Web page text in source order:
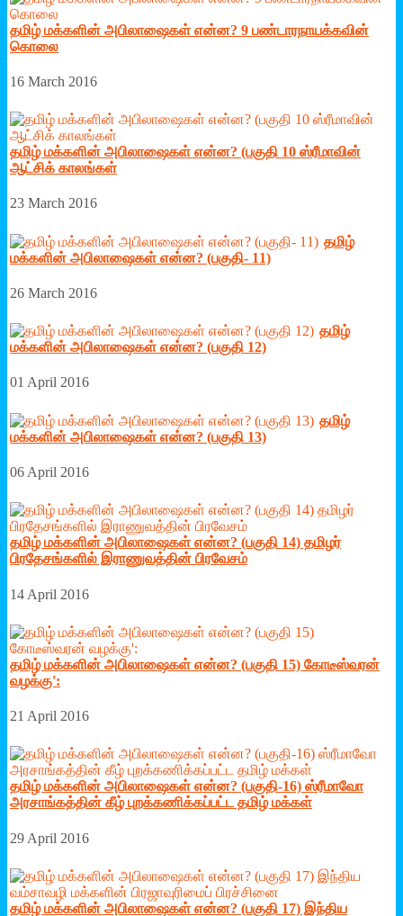
தமிழ் மக்களின் அபிலாஷைகள் என்ன? 9 பண்டாரநாயக்கவின்
கொலை
16 March 2016
தமிழ் மக்களின் அபிலாஷைகள் என்ன? (பகுதி 10 ஸ்ரீமாவின்
ஆட்சிக் காலங்கள்
23 March 2016
தமிழ்
மக்களின் அபிலாஷைகள் என்ன? (பகுதி- 11)
26 March 2016
தமிழ்
மக்களின் அபிலாஷைகள் என்ன? (பகுதி 12)
01 April 2016
தமிழ்
மக்களின் அபிலாஷைகள் என்ன? (பகுதி 13)
06 April 2016
தமிழ் மக்களின் அபிலாஷைகள் என்ன? (பகுதி 14) தமிழர்
பிரதேசங்களில் இராணுவத்தின் பிரவேசம்
14 April 2016
தமிழ் மக்களின் அபிலாஷைகள் என்ன? (பகுதி 15) கோடீஸ்வரன்
வழக்கு':
21 April 2016
தமிழ் மக்களின் அபிலாஷைகள் என்ன? (பகுதி-16) ஸ்ரீமாவோ
அரசாங்கத்தின் கீழ் புறக்கணிக்கப்பட்ட தமிழ் மக்கள்
29 April 2016
தமிழ் மக்களின் அபிலாஷைகள் என்ன? (பகுதி 17) இந்திய